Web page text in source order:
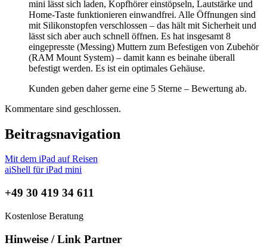
mini lässt sich laden, Kopfhörer einstöpseln, Lautstärke und
Home-Taste funktionieren einwandfrei. Alle Öffnungen sind
mit Silikonstopfen verschlossen – das hält mit Sicherheit und
lässt sich aber auch schnell öffnen. Es hat insgesamt 8
eingepresste (Messing) Muttern zum Befestigen von Zubehör
(RAM Mount System) – damit kann es beinahe überall
befestigt werden. Es ist ein optimales Gehäuse.
Kunden geben daher gerne eine 5 Sterne – Bewertung ab.
Kommentare sind geschlossen.
Beitragsnavigation
Mit dem iPad auf Reisen
aiShell für iPad mini
+49 30 419 34 611
Kostenlose Beratung
Hinweise / Link Partner